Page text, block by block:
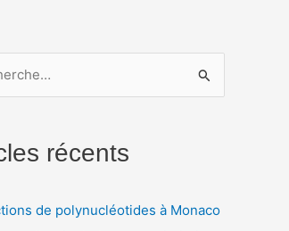
récents
de polynucléotides à Monaco